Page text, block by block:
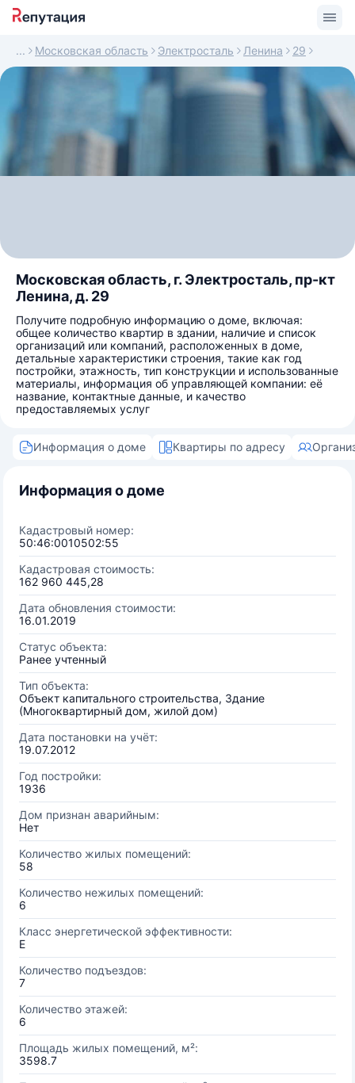
Московская область Электросталь Ленина 29
Московская область, г. Электросталь, пр-кт
Ленина, д. 29
Получите подробную информацию о доме, включая:
общее количество квартир в здании, наличие и список
организаций или компаний, расположенных в доме,
детальные характеристики строения, такие как год
постройки, этажность, тип конструкции и использованные
материалы, информация об управляющей компании: её
название, контактные данные, и качество
предоставляемых услуг
Информация о доме Квартиры по адресу
Информация о доме
Кадастровый номер:
50:46:0010502:55
Кадастровая стоимость:
162 960 445,28
Дата обновления стоимости:
16.01.2019
Статус объекта:
Ранее учтенный
Тип объекта:
Объект капитального строительства, Здание
(Многоквартирный дом, жилой дом)
Дата постановки на учёт:
19.07.2012
Год постройки:
1936
Дом признан аварийным:
Нет
Количество жилых помещений:
58
Количество нежилых помещений:
6
Класс энергетической эффективности:
E
Количество подъездов:
7
Количество этажей:
6
Площадь жилых помещений, м²:
3598.7